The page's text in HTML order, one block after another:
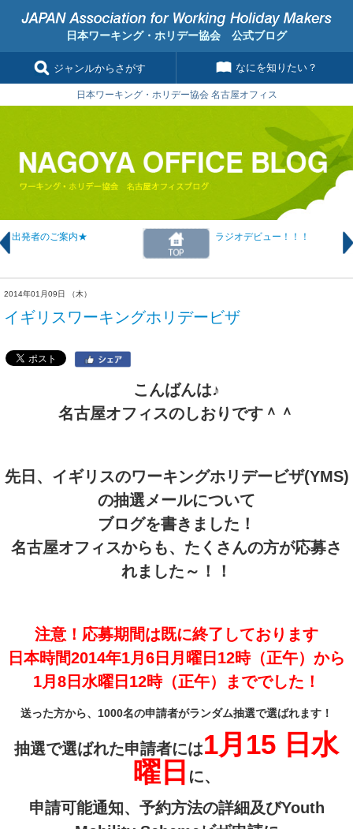
日本ワーキング・ホリデー協会 公式ブログ
ジャンルからさがす なにを知りたい？
日本ワーキング・ホリデー協会 名古屋オフィス
出発者のご案内★ ラジオデビュー！！！
2014年01月09日 （木）
イギリスワーキングホリデービザ
こんばんは♪
名古屋オフィスのしおりです＾＾
先日、イギリスのワーキングホリデービザ(YMS)
の抽選メールについて
ブログを書きました！
名古屋オフィスからも、たくさんの方が応募さ
れました～！！
注意！応募期間は既に終了しております
日本時間2014年1月6日月曜日12時（正午）から
1月8日水曜日12時（正午）まででした！
送った方から、1000名の申請者がランダム抽選で選ばれます！
抽選で選ばれた申請者には1月15 日水
曜日 に、
申請可能通知、予約方法の詳細及びYouth